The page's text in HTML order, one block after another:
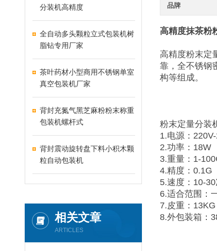
分装机高精度
全自动多头颗粒立式包装机树
脂钻专用厂家
茶叶药材小型商用不锈钢单室
真空包装机厂家
背封充氮气黑芝麻粉粉末称重
包装机螺杆式
背封震动旋转盘下料小积木颗
粒自动包装机
相关文章
ARTICLES
品牌
高精度抹茶粉
高精度粉末定
靠，全不锈钢
构等组成。
粉末定量分装
1.电源：
2.功率：18W
3.重量：1-
4.精度：0.1G
5.速度：10-
6.适合范围：
7.皮重：13KG
8.外包装箱：